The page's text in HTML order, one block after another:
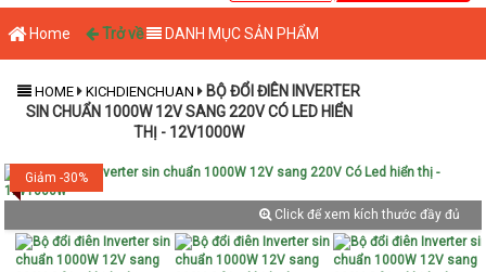
Home Trở về DANH MỤC SẢN PHẨM
HOME KICHDIENCHUAN
BỘ ĐỔI ĐIÊN INVERTER
SIN CHUẨN 1000W 12V SANG 220V CÓ LED HIỂN
THỊ - 12V1000W
Giảm -30%
Click để xem kích thước đầy đủ